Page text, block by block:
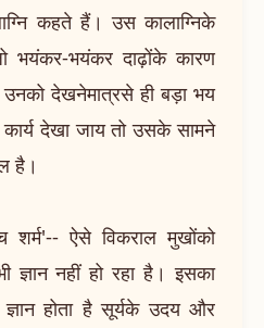
कहते हैं। उस कालाग्निके
भयंकर दाढ़ोंके कारण
देखनेमात्रसे ही बड़ा भय
देखा जाय तो उसके सामने
है।
ऐसे विकराल मुखोंको
नहीं हो रहा है। इसका
ज्ञान होता है सूर्यके उदय और